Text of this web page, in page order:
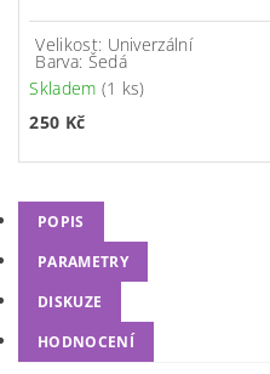
Velikost: Univerzální
Barva: Šedá
Skladem (1 ks)
250 Kč
POPIS
PARAMETRY
DISKUZE
HODNOCENÍ